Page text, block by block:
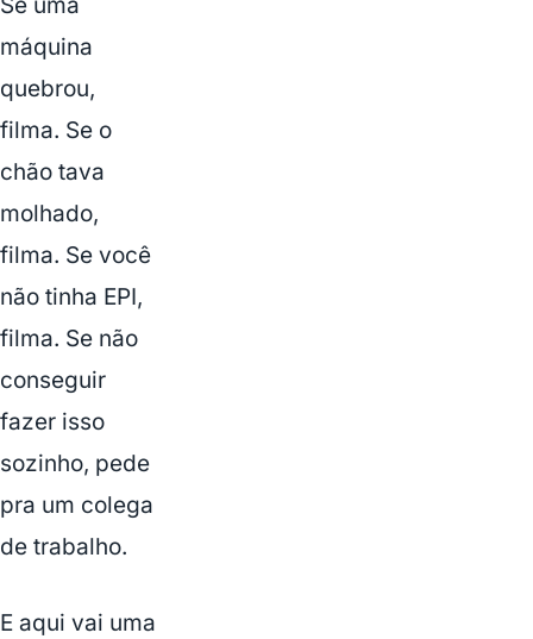
máquina
quebrou,
filma. Se o
chão tava
molhado,
filma. Se você
não tinha EPI,
filma. Se não
conseguir
fazer isso
sozinho, pede
pra um colega
de trabalho.
E aqui vai uma